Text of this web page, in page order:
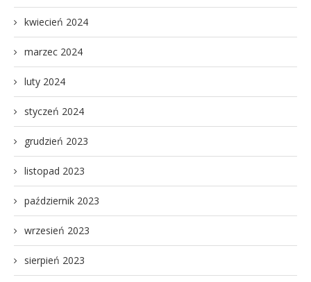
kwiecień 2024
marzec 2024
luty 2024
styczeń 2024
grudzień 2023
listopad 2023
październik 2023
wrzesień 2023
sierpień 2023